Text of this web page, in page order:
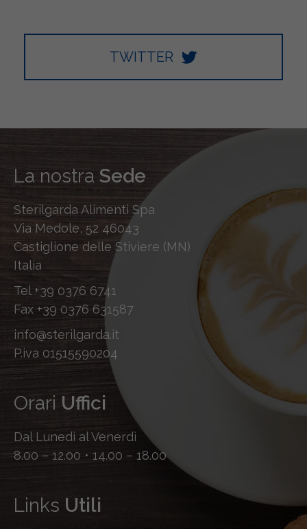
TWITTER
La nostra Sede
Sterilgarda Alimenti Spa
Via Medole, 52 46043
Castiglione delle Stiviere (MN)
Italia
Tel +39 0376 6741
Fax +39 0376 631587
info@sterilgarda.it
P.iva 01515590204
Orari Uffici
Dal Lunedì al Venerdì
8.00 – 12.00 • 14.00 – 18.00
Links Utili